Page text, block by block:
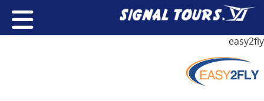
easy2fly